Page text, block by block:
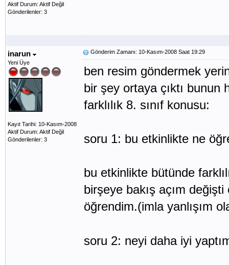
Aktif Durum: Aktif Değil
Gönderilenler: 3
inarun
Yeni Üye
Kayıt Tarihi: 10-Kasım-2008
Aktif Durum: Aktif Değil
Gönderilenler: 3
Gönderim Zamanı: 10-Kasım-2008 Saat 19:29
ben resim göndermek
bir şey ortaya çıktı bunun
farklılık 8. sınıf konusu:
soru 1: bu etkinlikte ne
bu etkinlikte bütünde
birşeye bakış açım değişti
öğrendim.(imla yanlışım
soru 2: neyi daha iyi